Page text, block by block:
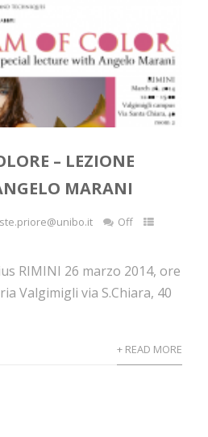
– LEZIONE
MARANI
Off
RIMINI 26 marzo 2014, ore
Valgimigli via S.Chiara, 40
+ READ MORE